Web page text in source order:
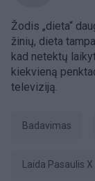
Žodis „dieta“
žinių, dieta
kad netektų
kiekvieną
televiziją.
badavimas
laida Pasaulis X